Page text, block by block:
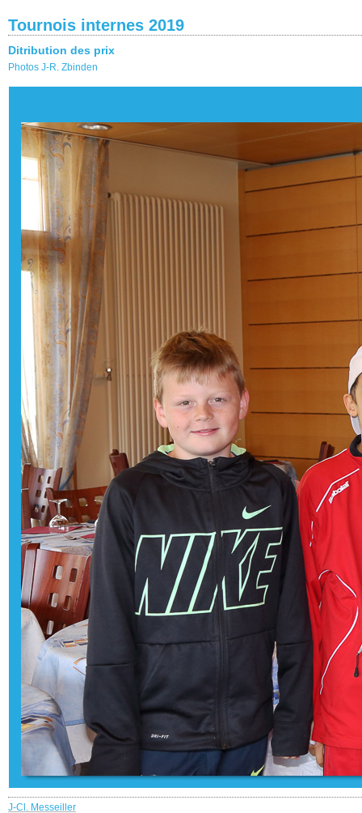
Tournois internes 2019
Ditribution des prix
Photos J-R. Zbinden
J-Cl. Messeiller